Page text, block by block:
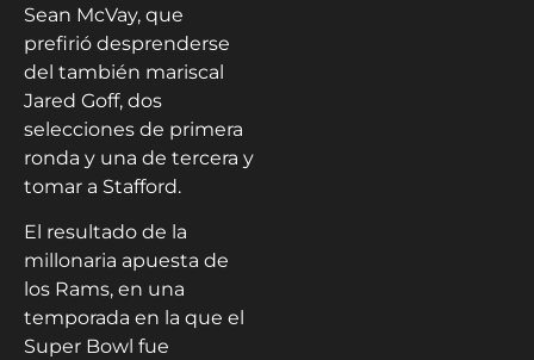
Sean McVay, que
prefirió desprenderse
del también mariscal
Jared Goff, dos
selecciones de primera
ronda y una de tercera y
tomar a Stafford.
El resultado de la
millonaria apuesta de
los Rams, en una
temporada en la que el
Super Bowl fue